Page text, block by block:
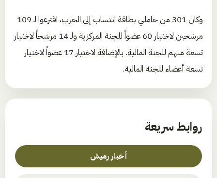
وكان 301 من حاملي بطاقة انتساب إلى الحزب، اقترعوا لـ 109
مرشحين لاختيار 60 عضواً للجنة المركزية ولـ 14 مرشحاً لاختيار
تسعة منهم للجنة المالية. بالإضافة لاختيار 17 عضواً لاختيار
تسعة أعضاء للجنة المالية.
روابط سريعة
أخبار رميش